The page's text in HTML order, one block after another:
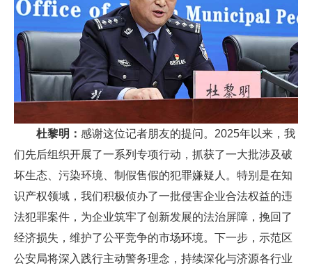
杜黎明： 感谢这位记者朋友的提问。2025年以来，我
们先后组织开展了一系列专项行动，抓获了一大批涉及破
坏生态、污染环境、制假售假的犯罪嫌疑人。特别是在知
识产权领域，我们积极侦办了一批侵害企业合法权益的违
法犯罪案件，为企业筑牢了创新发展的法治屏障，挽回了
经济损失，维护了公平竞争的市场环境。下一步，示范区
公安局将深入践行主动警务理念，持续深化与济源各行业